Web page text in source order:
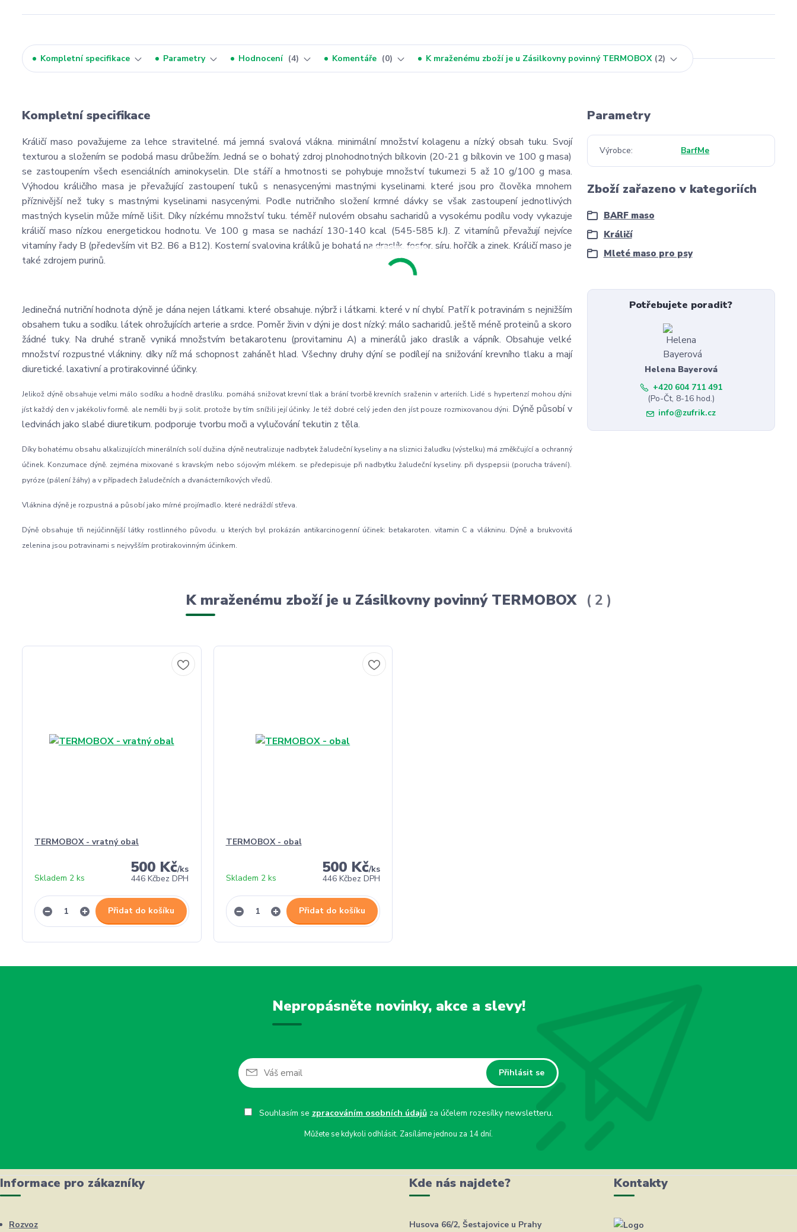
Kompletní specifikace Parametry Hodnocení 4 Komentáře 0 K mraženému zboží je u Zásilkovny povinný TERMOBOX 2
Kompletní specifikace
Králičí maso považujeme za lehce stravitelné. má jemná svalová vlákna. minimální množství kolagenu a nízký obsah tuku. Svojí
texturou a složením se podobá masu drůbežím. Jedná se o bohatý zdroj plnohodnotných bílkovin (20-21 g bílkovin ve 100 g masa)
se zastoupením všech esenciálních aminokyselin. Dle stáří a hmotnosti se pohybuje množství tukumezi 5 až 10 g/100 g masa.
Výhodou králičího masa je převažující zastoupení tuků s nenasycenými mastnými kyselinami. které jsou pro člověka mnohem
příznivější než tuky s mastnými kyselinami nasycenými. Podle nutričního složení krmné dávky se však zastoupení jednotlivých
mastných kyselin může mírně lišit. Díky nízkému množství tuku. téměř nulovém obsahu sacharidů a vysokému podílu vody vykazuje
králičí maso nízkou energetickou hodnotu. Ve 100 g masa se nachází 130-140 kcal (545-585 kJ). Z vitamínů převažují nejvíce
vitamíny řady B (především vit B2. B6 a B12). Kosterní svalovina králíků je bohatá na draslík. fosfor. síru. hořčík a zinek. Králičí maso je
také zdrojem purinů.
Jedinečná nutriční hodnota dýně je dána nejen látkami. které obsahuje. nýbrž i látkami. které v ní chybí. Patří k potravinám s nejnižším
obsahem tuku a sodíku. látek ohrožujících arterie a srdce. Poměr živin v dýni je dost nízký: málo sacharidů. ještě méně proteinů a skoro
žádné tuky. Na druhé straně vyniká množstvím betakarotenu (provitaminu A) a minerálů jako draslík a vápník. Obsahuje velké
množství rozpustné vlákniny. díky níž má schopnost zahánět hlad. Všechny druhy dýní se podílejí na snižování krevního tlaku a mají
diuretické. laxativní a protirakovinné účinky.
Jelikož dýně obsahuje velmi málo sodíku a hodně draslíku. pomáhá snižovat krevní tlak a brání tvorbě krevních sraženin v arteriích. Lidé s hypertenzí mohou dýni
jíst každý den v jakékoliv formě. ale neměli by ji solit. protože by tím snížili její účinky. Je též dobré celý jeden den jíst pouze rozmixovanou dýni. Dýně působí v
ledvinách jako slabé diuretikum. podporuje tvorbu moči a vylučování tekutin z těla.
Díky bohatému obsahu alkalizujících minerálních solí dužina dýně neutralizuje nadbytek žaludeční kyseliny a na sliznici žaludku (výstelku) má změkčující a ochranný
účinek. Konzumace dýně. zejména mixované s kravským nebo sójovým mlékem. se předepisuje při nadbytku žaludeční kyseliny. při dyspepsii (porucha trávení).
pyróze (pálení žáhy) a v případech žaludečních a dvanácterníkových vředů.
Vláknina dýně je rozpustná a působí jako mírné projímadlo. které nedráždí střeva.
Dýně obsahuje tři nejúčinnější látky rostlinného původu. u kterých byl prokázán antikarcinogenní účinek: betakaroten. vitamin C a vlákninu. Dýně a brukvovitá
zelenina jsou potravinami s nejvyšším protirakovinným účinkem.
Parametry
Výrobce BarfMe
Zboží zařazeno v kategoriích
BARF maso
Králičí
Mleté maso pro psy
Potřebujete poradit?
Helena Bayerová
+420 604 711 491
(Po-Čt, 8-16 hod.)
info@zufrik.cz
K mraženému zboží je u Zásilkovny povinný TERMOBOX 2
TERMOBOX - vratný obal
500 Kč/ks
446 Kčbez DPH
Skladem 2 ks
Přidat do košíku
TERMOBOX - obal
500 Kč/ks
446 Kčbez DPH
Skladem 2 ks
Přidat do košíku
Nepropásněte novinky, akce a slevy!
Přihlásit se
Souhlasím se zpracováním osobních údajůza účelem rozesílky newsletteru.
Můžete se kdykoli odhlásit. Zasíláme jednou za 14 dní.
Informace pro zákazníky
Rozvoz
Kde nás najdete?
Husova 66/2, Šestajovice u Prahy
Kontakty